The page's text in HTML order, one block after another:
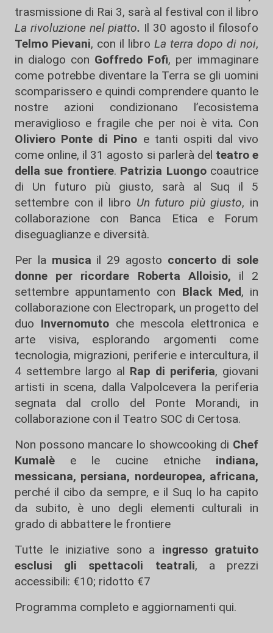
trasmissione di Rai 3, sarà al festival con il libro
La rivoluzione nel piatto. Il 30 agosto il filosofo
Telmo Pievani, con il libro La terra dopo di noi,
in dialogo con Goffredo Fofi, per immaginare
come potrebbe diventare la Terra se gli uomini
scomparissero e quindi comprendere quanto le
nostre azioni condizionano l’ecosistema
meraviglioso e fragile che per noi è vita. Con
Oliviero Ponte di Pino e tanti ospiti dal vivo
come online, il 31 agosto si parlerà del teatro e
della sue frontiere. Patrizia Luongocoautrice
di Un futuro più giusto, sarà al Suq il 5
settembre con il libro Un futuro più giusto, in
collaborazione con Banca Etica e Forum
diseguaglianze e diversità.
Per la musica il 29 agosto concerto di sole
donne per ricordare Roberta Alloisio, il 2
settembre appuntamento con Black Med, in
collaborazione con Electropark, un progetto del
duo Invernomutoche mescola elettronica e
arte visiva, esplorando argomenti come
tecnologia, migrazioni, periferie e intercultura, il
4 settembre largo al Rap di periferia, giovani
artisti in scena, dalla Valpolcevera la periferia
segnata dal crollo del Ponte Morandi, in
collaborazione con il Teatro SOC di Certosa.
Non possono mancare lo showcooking di Chef
Kumalè e le cucine etniche indiana,
messicana, persiana, nordeuropea, africana,
perché il cibo da sempre, e il Suq lo ha capito
da subito, è uno degli elementi culturali in
grado di abbattere le frontiere
Tutte le iniziative sono a ingresso gratuito
esclusi gli spettacoli teatrali, a prezzi
accessibili: €10; ridotto €7
Programma completo e aggiornamenti qui.